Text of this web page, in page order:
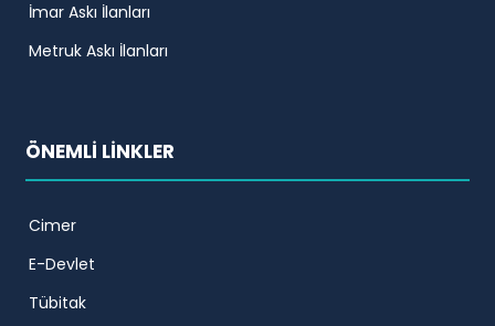
İmar Askı İlanları
Metruk Askı İlanları
ÖNEMLİ LİNKLER
Cimer
E-Devlet
Tübitak